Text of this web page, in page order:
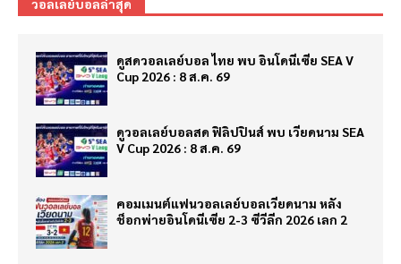
วอลเลย์บอลล่าสุด
ดูสดวอลเลย์บอล ไทย พบ อินโดนีเซีย SEA V
Cup 2026 : 8 ส.ค. 69
ดูวอลเลย์บอลสด ฟิลิปปินส์ พบ เวียดนาม SEA
V Cup 2026 : 8 ส.ค. 69
คอมเมนต์แฟนวอลเลย์บอลเวียดนาม หลัง
ช็อกพ่ายอินโดนีเซีย 2-3 ซีวีลีก 2026 เลก 2